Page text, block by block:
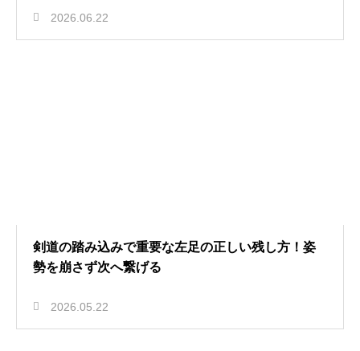
2026.06.22
剣道の踏み込みで重要な左足の正しい残し方！姿
勢を崩さず次へ繋げる
2026.05.22